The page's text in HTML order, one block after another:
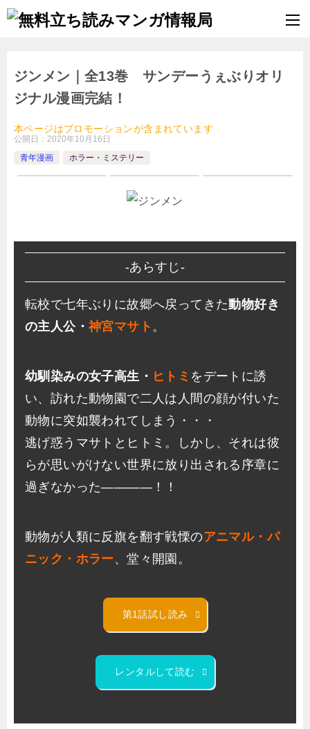
ジンメン｜全13巻 サンデーうぇぶりオリ
ジナル漫画完結！
本ページはプロモーションが含まれています
公開日： 2020年10月16日
青年漫画
ホラー・ミステリー
-あらすじ-
転校で七年ぶりに故郷へ戻ってきた動物好き
の主人公・ 神宮マサト 。
幼馴染みの女子高生・ ヒトミ をデートに誘
い、訪れた動物園で二人は人間の顔が付いた
動物に突如襲われてしまう・・・
逃げ惑うマサトとヒトミ。しかし、それは彼
らが思いがけない世界に放り出される序章に
過ぎなかった――――！！
動物が人類に反旗を翻す戦慄のアニマル・パ
ニック・ホラー、堂々開園。
第1話試し読み
レンタルして読む